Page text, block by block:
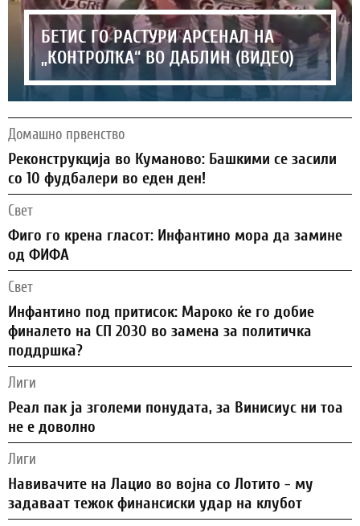
БЕТИС ГО РАСТУРИ АРСЕНАЛ НА
„КОНТРОЛКА“ ВО ДАБЛИН (ВИДЕО)
Домашно првенство
Реконструкција во Куманово: Башкими се засили
со 10 фудбалери во еден ден!
Свет
Фиго го крена гласот: Инфантино мора да замине
од ФИФА
Свет
Инфантино под притисок: Мароко ќе го добие
финалето на СП 2030 во замена за политичка
поддршка?
Лиги
Реал пак ја зголеми понудата, за Винисиус ни тоа
не е доволно
Лиги
Навивачите на Лацио во војна со Лотито - му
задаваат тежок финансиски удар на клубот